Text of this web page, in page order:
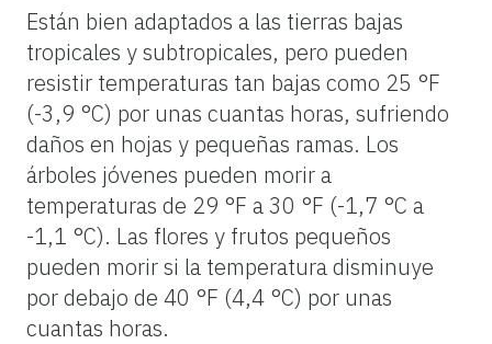
Están bien adaptados a las tierras bajas
tropicales y subtropicales, pero pueden
resistir temperaturas tan bajas como 25 °F
(-3,9 °C) por unas cuantas horas, sufriendo
daños en hojas y pequeñas ramas. Los
árboles jóvenes pueden morir a
temperaturas de 29 °F a 30 °F (-1,7 °C a
-1,1 °C). Las flores y frutos pequeños
pueden morir si la temperatura disminuye
por debajo de 40 °F (4,4 °C) por unas
cuantas horas.